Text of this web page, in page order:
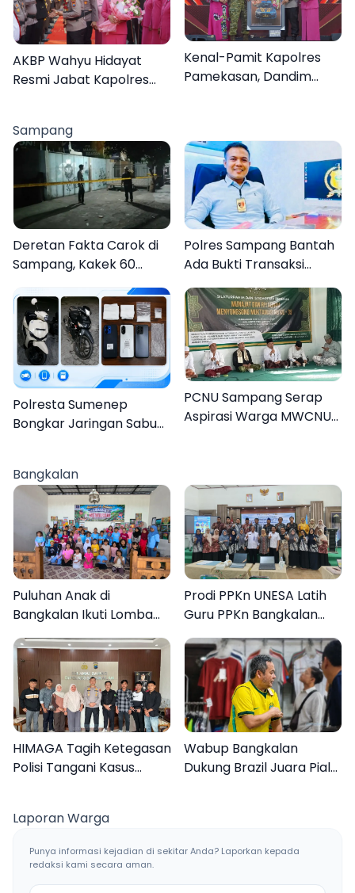
AKBP Wahyu Hidayat
Resmi Jabat Kapolres
Kenal-Pamit Kapolres
Pamekasan, Dandim
Sampang
Deretan Fakta Carok di
Sampang, Kakek 60
Tahun Duel Melawan 2
Pria
Polres Sampang Bantah
Ada Bukti Transaksi
dalam Kasus Rudapaksa
Anak 27 Tersangka
Polresta Sumenep
Bongkar Jaringan Sabu
PCNU Sampang Serap
Aspirasi Warga MWCNU
Bangkalan
Puluhan Anak di
Bangkalan Ikuti Lomba
Mewarnai Bertema
Liburan Keluarga
Prodi PPKn UNESA Latih
Guru PPKn Bangkalan
dengan Pembelajaran
Inovasi Teknologi
HIMAGA Tagih Ketegasan
Polisi Tangani Kasus
Wabup Bangkalan
Dukung Brazil Juara Piala
Laporan Warga
Punya informasi kejadian di sekitar Anda? Laporkan kepada
redaksi kami secara aman.